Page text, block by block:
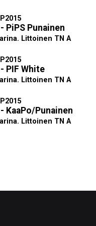
PiPS Punainen
Littoinen TN A
PIF White
Littoinen TN A
KaaPo/Punainen
Littoinen TN A